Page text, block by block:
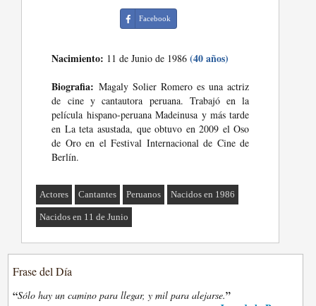
Facebook
Nacimiento: 11 de Junio de 1986(40 años)
Biografia: Magaly Solier Romero es una actriz
de cine y cantautora peruana. Trabajó en la
película hispano-peruana Madeinusa y más tarde
en La teta asustada, que obtuvo en 2009 el Oso
de Oro en el Festival Internacional de Cine de
Berlín.
Actores Cantantes Peruanos Nacidos en 1986
Nacidos en 11 de Junio
Frase del Día
“Sólo hay un camino para llegar, y mil para alejarse.”